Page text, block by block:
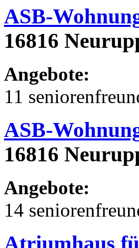
ASB-
16816
Angebote:
11
ASB-
16816
Angebote:
14
Atriumhaus